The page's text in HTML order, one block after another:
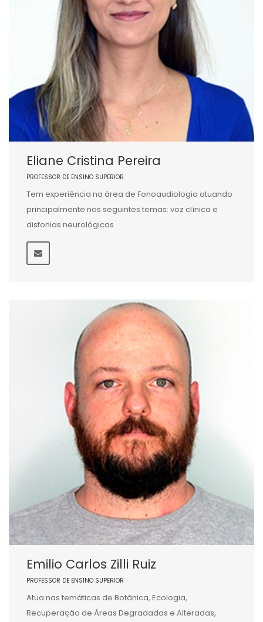
Eliane Cristina Pereira
PROFESSOR DE ENSINO SUPERIOR
Tem experiência na área de Fonoaudiologia atuando
principalmente nos seguintes temas: voz clínica e
disfonias neurológicas.
Emilio Carlos Zilli Ruiz
PROFESSOR DE ENSINO SUPERIOR
Atua nas temáticas de Botânica, Ecologia,
Recuperação de Áreas Degradadas e Alteradas,